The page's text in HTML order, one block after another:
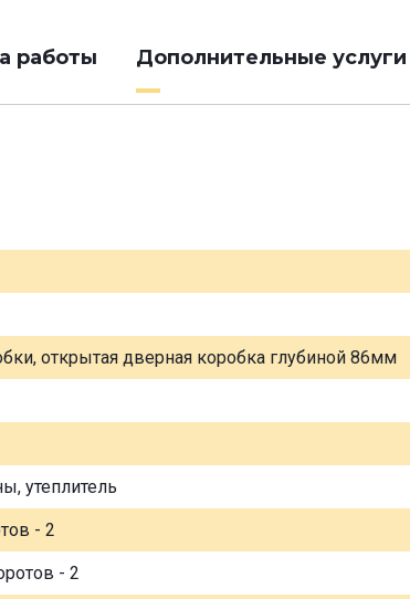
работы Дополнительные услуги
открытая дверная коробка глубиной 86мм
утеплитель
- 2
- 2